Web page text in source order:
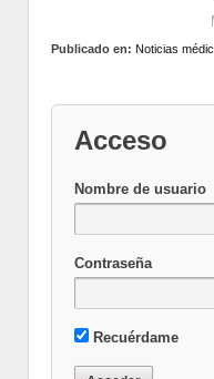
Publicado en: Noticias
Acceso
Nombre de usuario
Contraseña
Recuérdame